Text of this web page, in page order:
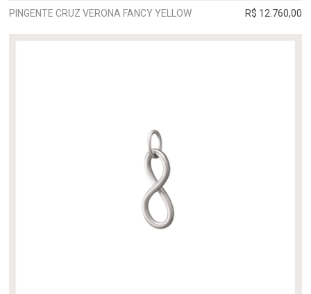
PINGENTE CRUZ VERONA FANCY YELLOW R$ 12.760,00